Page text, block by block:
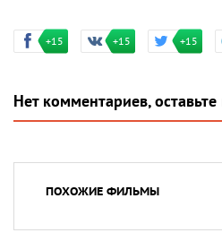
+15 +15 +15
Нет комментариев,
ПОХОЖИЕ ФИЛЬМЫ